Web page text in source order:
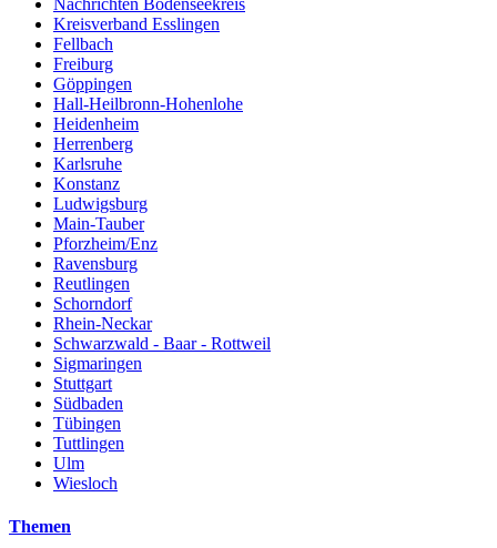
Nachrichten Bodenseekreis
Kreisverband Esslingen
Fellbach
Freiburg
Göppingen
Hall-Heilbronn-Hohenlohe
Heidenheim
Herrenberg
Karlsruhe
Konstanz
Ludwigsburg
Main-Tauber
Pforzheim/Enz
Ravensburg
Reutlingen
Schorndorf
Rhein-Neckar
Schwarzwald - Baar - Rottweil
Sigmaringen
Stuttgart
Südbaden
Tübingen
Tuttlingen
Ulm
Wiesloch
Themen